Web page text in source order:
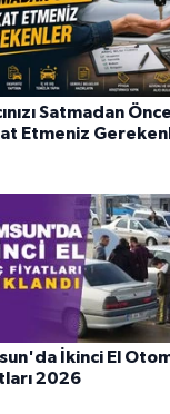
Satmadan Önce
Etmeniz
İkinci El
2026